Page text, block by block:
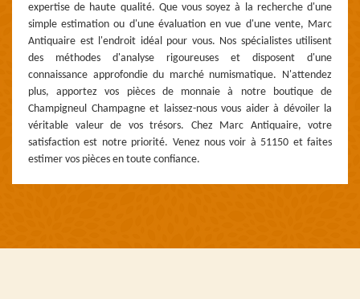
expertise de haute qualité. Que vous soyez à la recherche d'une
simple estimation ou d'une évaluation en vue d'une vente, Marc
Antiquaire est l'endroit idéal pour vous. Nos spécialistes utilisent
des méthodes d'analyse rigoureuses et disposent d'une
connaissance approfondie du marché numismatique. N'attendez
plus, apportez vos pièces de monnaie à notre boutique de
Champigneul Champagne et laissez-nous vous aider à dévoiler la
véritable valeur de vos trésors. Chez Marc Antiquaire, votre
satisfaction est notre priorité. Venez nous voir à 51150 et faites
estimer vos pièces en toute confiance.